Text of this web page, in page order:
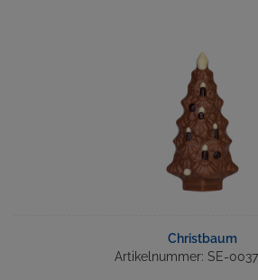
Christbaum
Artikelnummer: SE-